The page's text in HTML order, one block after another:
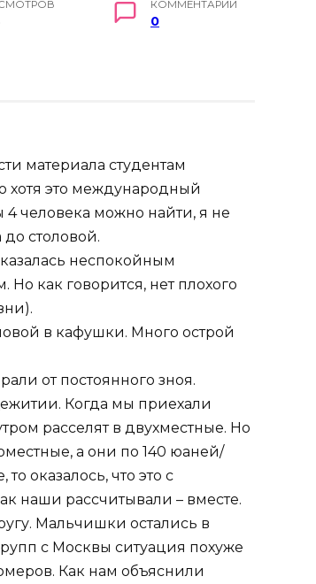
КОММЕНТАРИИ
0
материала студентам
хотя это международный
человека можно найти, я не
столовой.
неспокойным
как говорится, нет плохого
в кафушки. Много острой
от постоянного зноя.
Когда мы приехали
расселят в двухместные. Но
а они по 140 юаней/
оказалось, что это с
наши рассчитывали – вместе.
Мальчишки остались в
с Москвы ситуация похуже
Как нам объяснили